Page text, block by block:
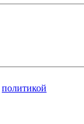
политикой